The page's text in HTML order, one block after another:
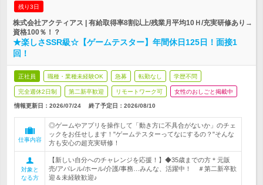
残り3日
株式会社アクティアス | 有給取得率8割以上/残業月平均10Ｈ/充実研修あり→
資格100％！？
★楽しさSSR級☆【ゲームテスター】年間休日125日！面接1
回！
正社員 職種・業種未経験OK 急募 転勤なし 学歴不問
完全週休2日制 第二新卒歓迎 リモートワーク可 女性のおしごと掲載中
情報更新日：2026/07/24 終了予定日： 2026/08/10
仕事内容
◎ゲームやアプリを操作して「動き方に不具合がないか」のチェ
ックをお任せします！"ゲームテスターってなにするの？"そんな
方も安心の超充実研修！
対象と
なる方
【新しい自分へのチャレンジを応援！】◆35歳までの方＊元販
売/アパレル/ホール/介護/事務…みんな、活躍中！ ＃第二新卒歓
迎＆未経験歓迎♪